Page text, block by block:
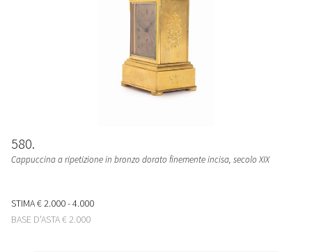
580
Cappuccina a ripetizione in bronzo dorato finemente incisa, secolo XIX
STIMA€ 2.000 - 4.000
BASE D'ASTA€ 2.000